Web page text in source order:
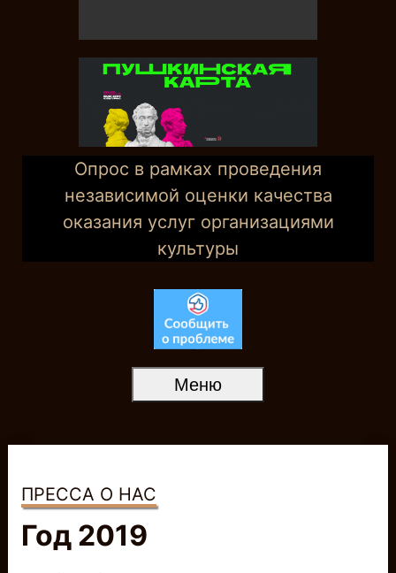
Опрос в рамках проведения
независимой оценки качества
оказания услуг организациями
культуры
Меню
ПРЕССА О НАС
Год 2019